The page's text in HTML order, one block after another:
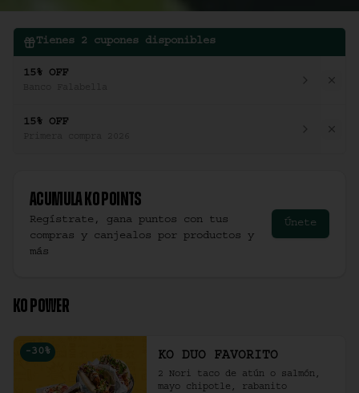
Tienes 2 cupones disponibles
15% OFF
15% OFF
Primera compra 2026
Acumula Ko Points
Regístrate, gana puntos con tus
compras y canjealos por productos y
más
Únete
KO POWER
-30 % KO DUO FAVORITO
2 Nori taco de atún o salmón,
mayo chipotle, rabanito